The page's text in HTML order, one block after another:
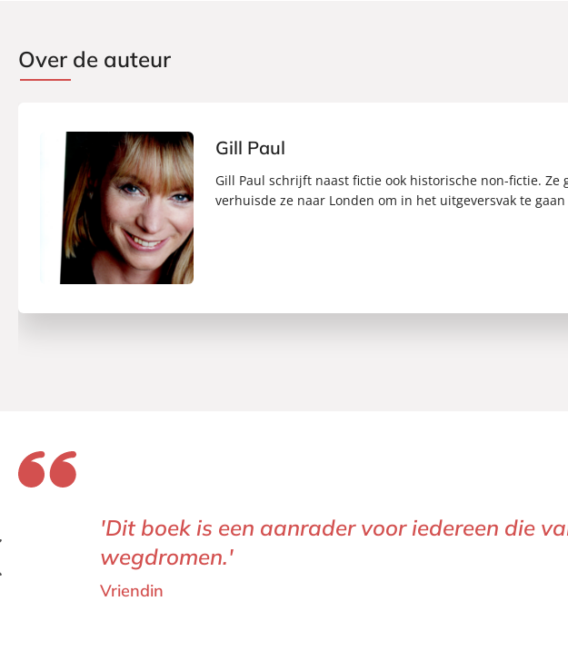
Over de auteur
Gill Paul
Gill Paul schrijft naast fictie ook historische non-fictie.
verhuisde ze naar Londen om in het uitgeversvak te
'Dit boek is een aanrader voor iedereen die
wegdromen.'
Vriendin